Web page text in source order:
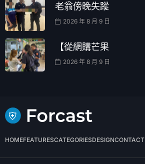
老翁傍晚失蹤
2026 年 8 月 9 日
【從網購芒果
2026 年 8 月 9 日
HOMEFEATURESCATEGORIESDESIGNCONTACT